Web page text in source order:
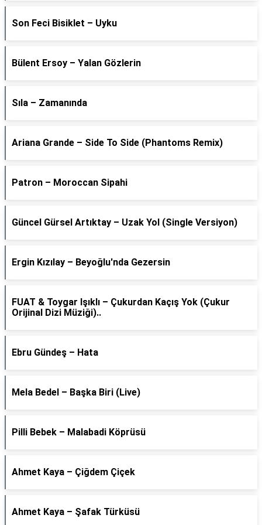
Son Feci Bisiklet – Uyku
Bülent Ersoy – Yalan Gözlerin
Sıla – Zamanında
Ariana Grande – Side To Side (Phantoms Remix)
Patron – Moroccan Sipahi
Güncel Gürsel Artıktay – Uzak Yol (Single Versiyon)
Ergin Kızılay – Beyoğlu'nda Gezersin
FUAT & Toygar Işıklı – Çukurdan Kaçış Yok (Çukur
Orijinal Dizi Müziği)..
Ebru Gündeş – Hata
Mela Bedel – Başka Biri (Live)
Pilli Bebek – Malabadi Köprüsü
Ahmet Kaya – Çiğdem Çiçek
Ahmet Kaya – Şafak Türküsü